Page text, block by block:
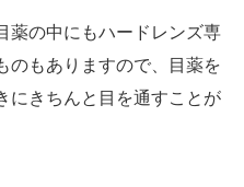
薬の中にもハードレンズ専
のもありますので、目薬を
にきちんと目を通すことが